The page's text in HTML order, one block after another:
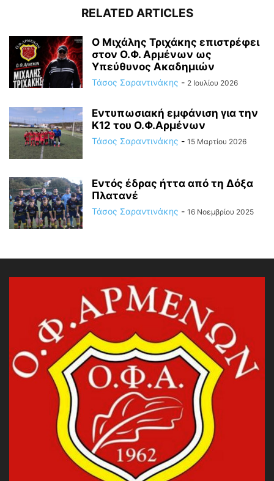
RELATED ARTICLES
Ο Μιχάλης Τριχάκης επιστρέφει
στον Ο.Φ. Αρμένων ως
Υπεύθυνος Ακαδημιών
Τάσος Σαραντινάκης - 2 Ιουλίου 2026
Εντυπωσιακή εμφάνιση για την
Κ12 του Ο.Φ.Αρμένων
Τάσος Σαραντινάκης - 15 Μαρτίου 2026
Εντός έδρας ήττα από τη Δόξα
Πλατανέ
Τάσος Σαραντινάκης - 16 Νοεμβρίου 2025